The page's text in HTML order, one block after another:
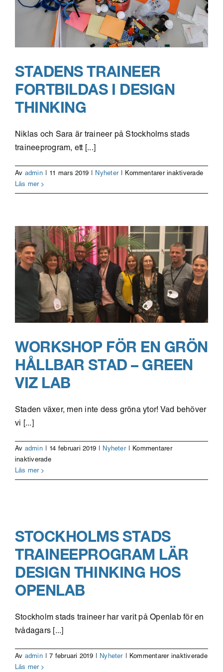
STADENS TRAINEER
FORTBILDAS I DESIGN
THINKING
Niklas och Sara är traineer på Stockholms stads
traineeprogram, ett [...]
Av admin | 11 mars 2019 | Nyheter | Kommentarer inaktiveradeför
design
Läs mer
WORKSHOP FÖR EN GRÖN
HÅLLBAR STAD – GREEN
VIZ LAB
Staden växer, men inte dess gröna ytor! Vad behöver
vi [...]
Av admin | 14 februari 2019 | Nyheter | Kommentarer
inaktiveradeför
för
–
Green
Viz
Lab
Läs mer
STOCKHOLMS STADS
TRAINEEPROGRAM LÄR
DESIGN THINKING HOS
OPENLAB
Stockholm stads traineer har varit på Openlab för en
tvådagars [...]
Av admin | 7 februari 2019 | Nyheter | Kommentarer inaktiveradeför
Läs mer